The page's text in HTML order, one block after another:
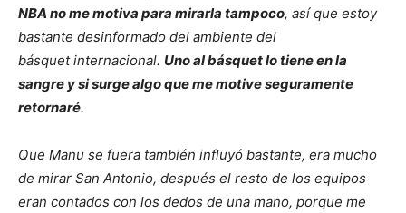
NBA no me motiva para mirarla tampoco, así que estoy
bastante desinformado del ambiente del
básquet internacional. Uno al básquet lo tiene en la
sangre y si surge algo que me motive seguramente
retornaré.
Que Manu se fuera también influyó bastante, era mucho
de mirar San Antonio, después el resto de los equipos
eran contados con los dedos de una mano, porque me